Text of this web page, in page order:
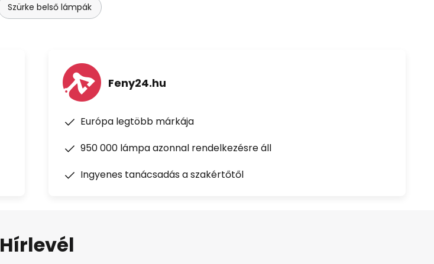
Szürke belső lámpák
Feny24.hu
Európa legtöbb márkája
950 000 lámpa azonnal rendelkezésre áll
Ingyenes tanácsadás a szakértőtől
Hírlevél